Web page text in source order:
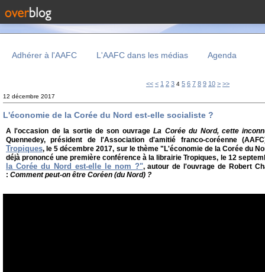
Adhérer à l'AAFC L'AAFC dans les médias Agenda
<< < 1 2 3 4 5 6 7 8 9 10 > >>
12 décembre 2017
L'économie de la Corée du Nord est-elle socialiste ?
A l'occasion de la sortie de son ouvrageLa Corée du Nord, cette
Quennedey, président de l'Association d'amitié franco-coréenne
Tropiques, le 5 décembre 2017, sur le thème "L'économie de la Corée du
déjà prononcé une première conférence à la librairie Tropiques, le 12
la Corée du Nord est-elle le nom ?", autour de l'ouvrage de Robert
: Comment peut-on être Coréen (du Nord) ?